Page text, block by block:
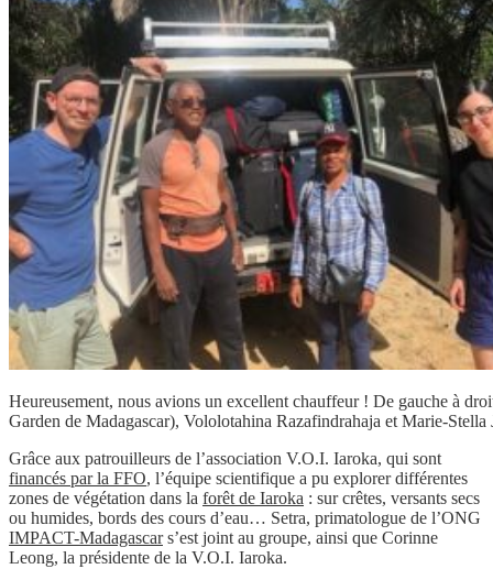
Heureusement, nous avions un excellent chauffeur ! De gauche à
Garden de Madagascar), Vololotahina Razafindrahaja et Marie-Stella
Grâce aux patrouilleurs de l’association V.O.I. Iaroka, qui sont
financés par la FFO, l’équipe scientifique a pu explorer différentes
zones de végétation dans la forêt de Iaroka : sur crêtes, versants secs
ou humides, bords des cours d’eau… Setra, primatologue de l’ONG
IMPACT-Madagascars’est joint au groupe, ainsi que Corinne
Leong, la présidente de la V.O.I. Iaroka.